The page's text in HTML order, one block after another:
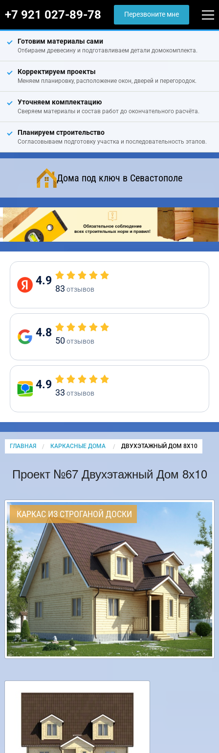
+7 921 027-89-78 Перезвоните мне
Готовим материалы сами
Отбираем древесину и подготавливаем детали домокомплекта.
Корректируем проекты
Меняем планировку, расположение окон, дверей и перегородок.
Уточняем комплектацию
Сверяем материалы и состав работ до окончательного расчёта.
Планируем строительство
Согласовываем подготовку участка и последовательность этапов.
Дома под ключ в Севастополе
4.9
83 отзывов
4.8
50отзывов
4.9
33 отзывов
ГЛАВНАЯ КАРКАСНЫЕ ДОМА CURRENT:
ДВУХЭТАЖНЫЙ ДОМ 8Х10
Проект №67 Двухэтажный Дом 8х10
КАРКАС ИЗ СТРОГАНОЙ ДОСКИ